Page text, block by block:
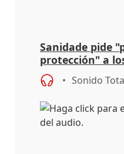
Sanidade pide
protección" a
eclipse del 12 de
Sonido